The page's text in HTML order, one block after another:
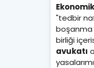
"tedbir
boşanma
birliği
avukatı